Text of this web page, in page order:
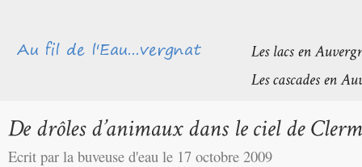
Ecrit par la buveuse d'eau le 17 octobre 2009